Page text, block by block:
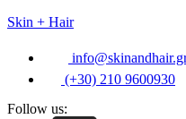
Skin + Hair
(+30) 210 9600930
Follow us: